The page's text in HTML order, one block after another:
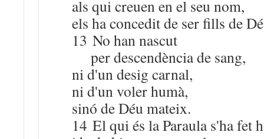
als qui creuen en el seu nom,
els ha concedit de ser fills de
13 No han nascut
per descendència de sang,
ni d'un desig carnal,
ni d'un voler humà,
sinó de Déu mateix.
14 El qui és la Paraula s'ha fet